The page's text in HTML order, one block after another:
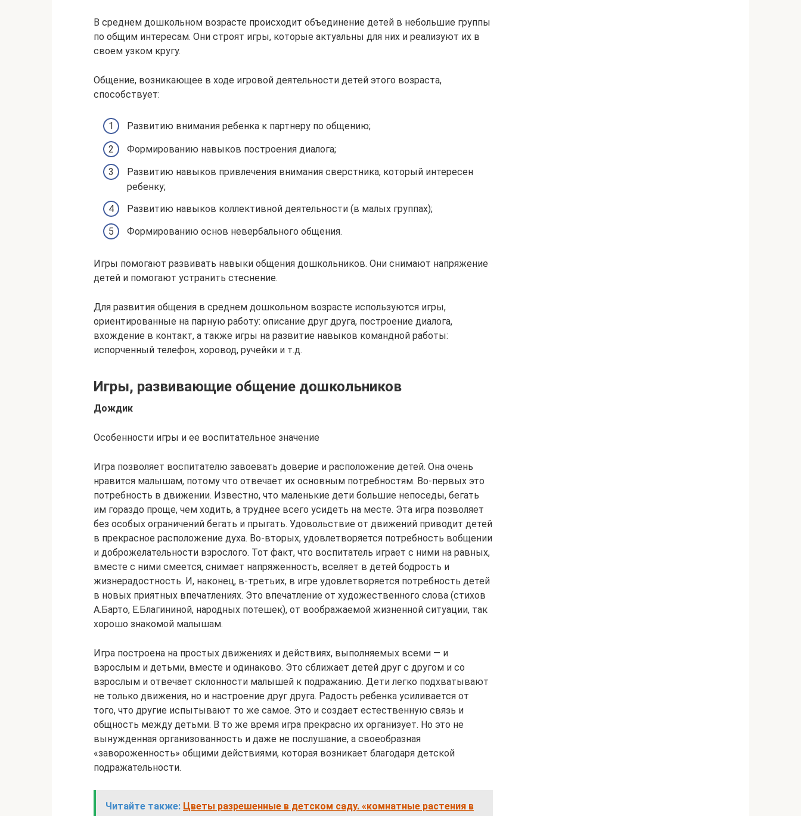
В среднем дошкольном возрасте происходит объединение детей в небольшие группы
по общим интересам. Они строят игры, которые актуальны для них и реализуют их в
своем узком кругу.
Общение, возникающее в ходе игровой деятельности детей этого возраста,
способствует:
Развитию внимания ребенка к партнеру по общению;
Формированию навыков построения диалога;
Развитию навыков привлечения внимания сверстника, который интересен
ребенку;
Развитию навыков коллективной деятельности (в малых группах);
Формированию основ невербального общения.
Игры помогают развивать навыки общения дошкольников. Они снимают напряжение
детей и помогают устранить стеснение.
Для развития общения в среднем дошкольном возрасте используются игры,
ориентированные на парную работу: описание друг друга, построение диалога,
вхождение в контакт, а также игры на развитие навыков командной работы:
испорченный телефон, хоровод, ручейки и т.д.
Игры, развивающие общение дошкольников
Дождик
Особенности игры и ее воспитательное значение
Игра позволяет воспитателю завоевать доверие и расположение детей. Она очень
нравится малышам, потому что отвечает их основным потребностям. Во-первых это
потребность в движении. Известно, что маленькие дети большие непоседы, бегать
им гораздо проще, чем ходить, а труднее всего усидеть на месте. Эта игра позволяет
без особых ограничений бегать и прыгать. Удовольствие от движений приводит детей
в прекрасное расположение духа. Во-вторых, удовлетворяется потребность вобщении
и доброжелательности взрослого. Тот факт, что воспитатель играет с ними на равных,
вместе с ними смеется, снимает напряженность, вселяет в детей бодрость и
жизнерадостность. И, наконец, в-третьих, в игре удовлетворяется потребность детей
в новых приятных впечатлениях. Это впечатление от художественного слова (стихов
А.Барто, Е.Благининой, народных потешек), от воображаемой жизненной ситуации, так
хорошо знакомой малышам.
Игра построена на простых движениях и действиях, выполняемых всеми — и
взрослым и детьми, вместе и одинаково. Это сближает детей друг с другом и со
взрослым и отвечает склонности малышей к подражанию. Дети легко подхватывают
не только движения, но и настроение друг друга. Радость ребенка усиливается от
того, что другие испытывают то же самое. Это и создает естественную связь и
общность между детьми. В то же время игра прекрасно их организует. Но это не
вынужденная организованность и даже не послушание, а своеобразная
«завороженность» общими действиями, которая возникает благодаря детской
подражательности.
Читайте также: Цветы разрешенные в детском саду. «комнатные растения в